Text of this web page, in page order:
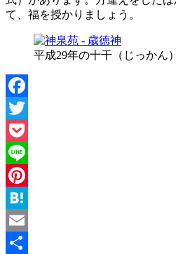
て、福を授かりましょう。
平成29年の十干（じっかん
Facebook
Twitter
Pocket
Line
Pinterest
Hatena
Email